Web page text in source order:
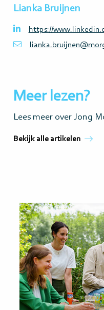
Lianka Bruijnen
https://
Meer lezen?
Lees meer over Jong
Bekijk alle artikelen
Lees
meer